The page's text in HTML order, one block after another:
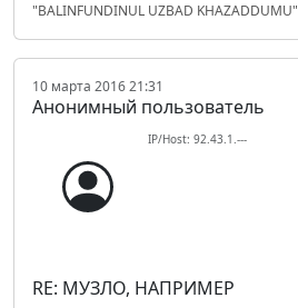
"BALINFUNDINUL UZBAD KHAZADDUMU"
10 марта 2016 21:31
Анонимный пользователь
IP/Host: 92.43.1.---
RE: МУЗЛО, НАПРИМЕР